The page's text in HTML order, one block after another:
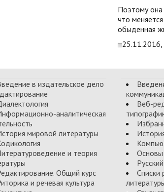
Поэтому она
что
обыденная
25.11.2016,
в издательское дело
аналитическая
мировой литературы
и теория
Общий курс
и речевая культура
Веб-
Основы
Списки